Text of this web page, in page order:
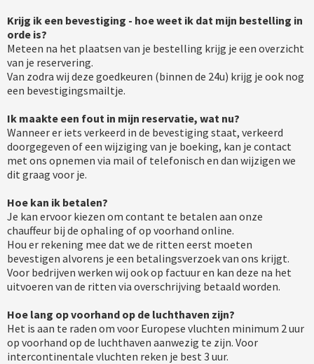
Krijg ik een bevestiging - hoe weet ik dat mijn bestelling in
orde is?
Meteen na het plaatsen van je bestelling krijg je een overzicht
van je reservering.
Van zodra wij deze goedkeuren (binnen de 24u) krijg je ook nog
een bevestigingsmailtje.
Ik maakte een fout in mijn reservatie, wat nu?
Wanneer er iets verkeerd in de bevestiging staat, verkeerd
doorgegeven of een wijziging van je boeking, kan je contact
met ons opnemen via mail of telefonisch en dan wijzigen we
dit graag voor je.
Hoe kan ik betalen?
Je kan ervoor kiezen om contant te betalen aan onze
chauffeur bij de ophaling of op voorhand online.
Hou er rekening mee dat we de ritten eerst moeten
bevestigen alvorens je een betalingsverzoek van ons krijgt.
Voor bedrijven werken wij ook op factuur en kan deze na het
uitvoeren van de ritten via overschrijving betaald worden.
Hoe lang op voorhand op de luchthaven zijn?
Het is aan te raden om voor Europese vluchten minimum 2 uur
op voorhand op de luchthaven aanwezig te zijn. Voor
intercontinentale vluchten reken je best 3 uur.